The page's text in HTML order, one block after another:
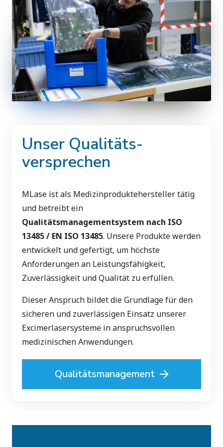
Unser Qualitäts-
versprechen
MLase ist als Medizinproduktehersteller tätig
und betreibt ein
Qualitätsmanagementsystem nach ISO
13485 / EN ISO 13485. Unsere Produkte werden
entwickelt und gefertigt, um höchste
Anforderungen an Leistungsfähigkeit,
Zuverlässigkeit und Qualität zu erfüllen.
Dieser Anspruch bildet die Grundlage für den
sicheren und zuverlässigen Einsatz unserer
Excimerlasersysteme in anspruchsvollen
medizinischen Anwendungen.
Qualitätsmanagement